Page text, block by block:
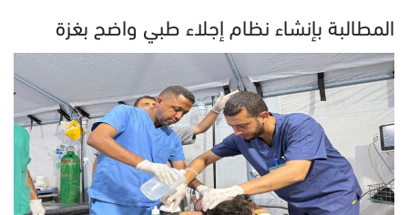
المطالبة بإنشاء نظام إجلاء طبي واضح بغزة